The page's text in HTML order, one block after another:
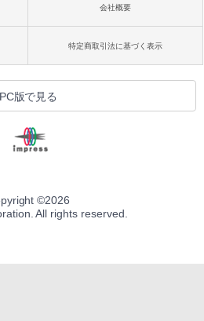
会社概要
特定商取引法に基づく表示
PC版で見る
©2026
All rights reserved.